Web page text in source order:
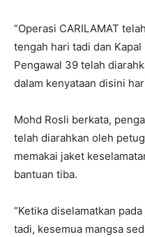
“Operasi CARILAMAT
tengah hari tadi dan
Pengawal 39 telah
dalam kenyataan disini
Mohd Rosli berkata,
telah diarahkan oleh
memakai jaket
bantuan tiba.
“Ketika diselamatkan
tadi, kesemua mangsa